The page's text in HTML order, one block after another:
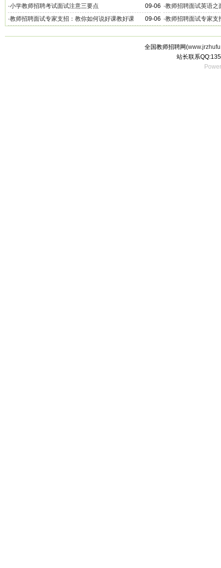
09-06
·小学教师招聘考试面试注意三要点 ·教师招聘面试英语之
09-06
·教师招聘面试专家支招：教你如何说好课教好课 ·教师招聘面试专家支
全国教师招聘网(
站长联系